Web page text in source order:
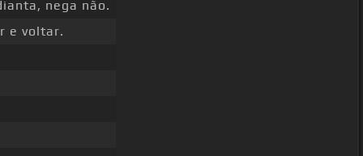
nega não.
e voltar.